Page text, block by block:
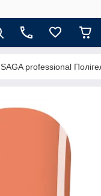
SAGA professional